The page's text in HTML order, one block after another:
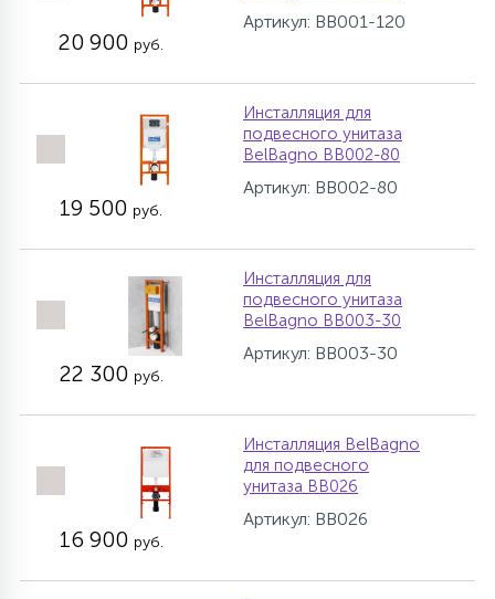
Артикул: BB001-120
20 900 руб.
Инсталляция для
подвесного унитаза
BelBagno BB002-80
Артикул: BB002-80
19 500 руб.
Инсталляция для
подвесного унитаза
BelBagno BB003-30
Артикул: BB003-30
22 300 руб.
Инсталляция BelBagno
для подвесного
унитаза BB026
Артикул: BB026
16 900 руб.